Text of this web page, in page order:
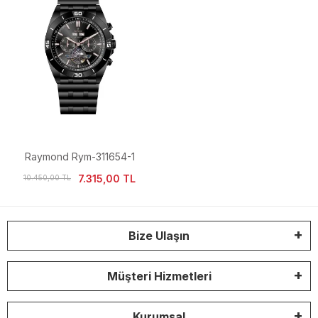
Raymond Rym-311654-1
Otomatik Erkek Kol Saati
10.450,00 TL 7.315,00 TL
Bize Ulaşın
Müşteri Hizmetleri